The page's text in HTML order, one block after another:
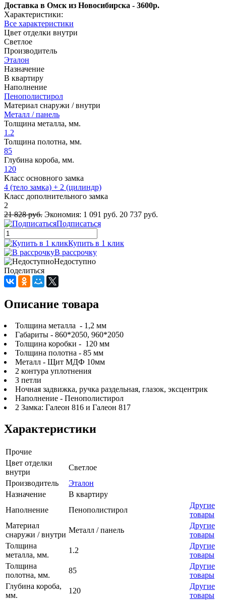
Доставка в Омск из Новосибирска - 3600р.
Характеристики:
Все характеристики
Цвет отделки внутри
Светлое
Производитель
Эталон
Назначение
В квартиру
Наполнение
Пенополистирол
Материал снаружи / внутри
Металл / панель
Толщина металла, мм.
1.2
Толщина полотна, мм.
85
Глубина короба, мм.
120
Класс основного замка
4 (тело замка) + 2 (цилиндр)
Класс дополнительного замка
2
21 828 руб. Экономия: 1 091 руб. 20 737 руб.
Подписаться
Купить в 1 клик
В рассрочку
Недоступно
Поделиться
Описание товара
Толщина металла - 1,2 мм
Габариты - 860*2050, 960*2050
Толщина коробки - 120 мм
Толщина полотна - 85 мм
Металл - Щит МДФ 10мм
2 контура уплотнения
3 петли
Ночная задвижка, ручка раздельная, глазок, эксцентрик
Наполнение - Пенополистирол
2 Замка: Галеон 816 и Галеон 817
Характеристики
Прочие
Цвет отделки
внутри
Светлое
Производитель
Эталон
Назначение
В квартиру
Наполнение
Пенополистирол
Другие
товары
Материал
снаружи / внутри
Металл / панель
Другие
товары
Толщина
металла, мм.
1.2
Другие
товары
Толщина
полотна, мм.
85
Другие
товары
Глубина короба,
мм.
120
Другие
товары